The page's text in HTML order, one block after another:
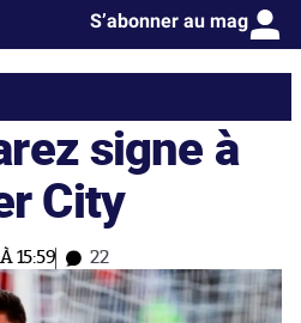
S’abonner au mag
signe à
City
15:59 22